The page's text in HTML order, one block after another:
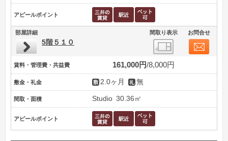
アピールポイント
部屋詳細 間取り表示 お問合せ
5階５１０
賃料・管理費・共益費 161,000円 8,000円
敷金・礼金 2.0ヶ月 無
間取・面積 Studio 30.36㎡
アピールポイント